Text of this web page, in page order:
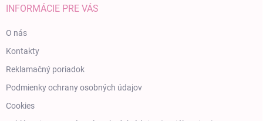
INFORMÁCIE PRE VÁS
O nás
Kontakty
Reklamačný poriadok
Podmienky ochrany osobných údajov
Cookies